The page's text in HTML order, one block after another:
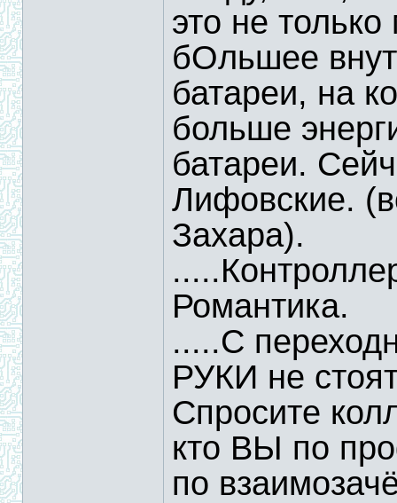
это не
бОльшее
батареи, на
больше
батареи.
Лифовские.
Захара).
Романтика.
.....С
РУКИ не
Спросите
кто ВЫ по
по